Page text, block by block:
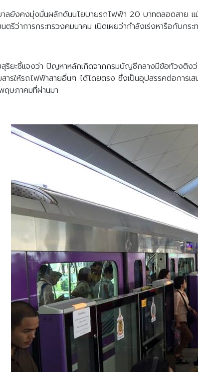
ลยังคงมุ่งมั่นผลักดันนโยบายรถไฟฟ้า 20 บาทตลอดสาย แ
ตรีว่าการกระทรวงคมนาคม เปิดเผยว่ากำลังเร่งหารือกับก
ริยะชี้แจงว่า ปัญหาหลักเกิดจากกรมบัญชีกลางมีข้อท้วงติงว่
สารให้รถไฟฟ้าสายอื่นๆ ได้โดยตรง ซึ่งเป็นอุปสรรคต่อการ
ฤษภาคมที่ผ่านมา